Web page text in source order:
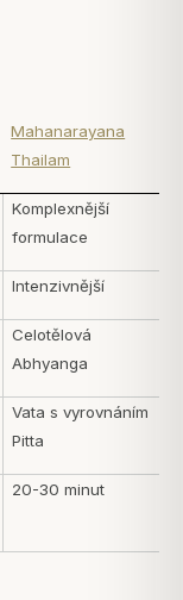
Mahanarayana
Thailam
Komplexnější
formulace
Intenzivnější
Celotělová
Abhyanga
Vata s vyrovnáním
Pitta
20-30 minut